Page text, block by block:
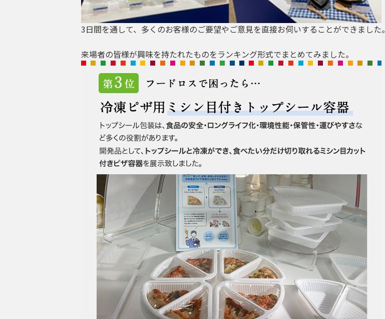
3日間を通して、多くのお客様のご要望やご意見を直接お伺いすることができました。
来場者の皆様が興味を持たれたものをランキング形式でまとめてみました。